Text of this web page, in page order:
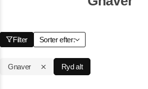
Filter Sorter efter:
Gnaver Ryd alt